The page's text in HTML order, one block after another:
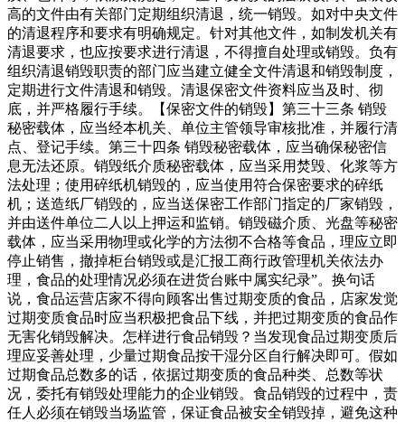
高的文件由有关部门定期组织清退，统一销毁。如对中央文件
的清退程序和要求有明确规定。针对其他文件，如制发机关有
清退要求，也应按要求进行清退，不得擅自处理或销毁。负有
组织清退销毁职责的部门应当建立健全文件清退和销毁制度，
定期进行文件清退和销毁。清退保密文件资料应当及时、彻
底，并严格履行手续。【保密文件的销毁】第三十三条 销毁
秘密载体，应当经本机关、单位主管领导审核批准，并履行清
点、登记手续。第三十四条 销毁秘密载体，应当确保秘密信
息无法还原。销毁纸介质秘密载体，应当采用焚毁、化浆等方
法处理；使用碎纸机销毁的，应当使用符合保密要求的碎纸
机；送造纸厂销毁的，应当送保密工作部门指定的厂家销毁，
并由送件单位二人以上押运和监销。销毁磁介质、光盘等秘密
载体，应当采用物理或化学的方法彻不合格等食品，理应立即
停止销售，撤掉柜台销毁或是汇报工商行政管理机关依法办
理，食品的处理情况必须在进货台账中属实纪录”。换句话
说，食品运营店家不得向顾客出售过期变质的食品，店家发觉
过期变质食品时应当积极把食品下线，并把过期变质的食品作
无害化销毁解决。怎样进行食品销毁？当发现食品过期变质后
理应妥善处理，少量过期食品按干湿分区自行解决即可。假如
过期食品总数多的话，依据过期变质的食品种类、总数等状
况，委托有销毁处理能力的企业销毁。食品销毁的过程中，责
任人必须在销毁当场监管，保证食品被安全销毁掉，避免这种